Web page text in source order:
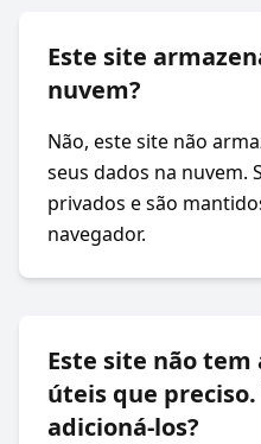
Este site
nuvem?
Não, este site não
seus dados na nuvem.
privados e são
navegador.
Este site não
úteis que preciso.
adicioná-los?